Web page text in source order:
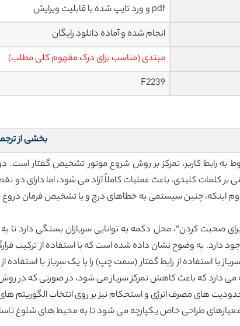
pdf و ورد تایپ شده با قابلیت ویرایش
انجام شده و آماده دانلود رایگان
مبتدی (مناسب برای درک مفهوم کلی مطلب)
F2239
بخشی از
به رابط کاربر، تمرکز بر روش شروع موتور تشخیص گفتار است.
بر کلمات کلیدی، باعث عملیات کاملاً آزاد می شود، اما دارای
اینکه، چنین سیستمی به خطاهای درج و یا تشخیص فرمان
صحبت کردن”، محل دکمه به توانایی سربازان بستگی دارد
دارد. به وضوح نشان داده شده است که با استفاده از ترکیب
دارد که باعث کاهش تمرکز سرباز می شود، در صورتی که در